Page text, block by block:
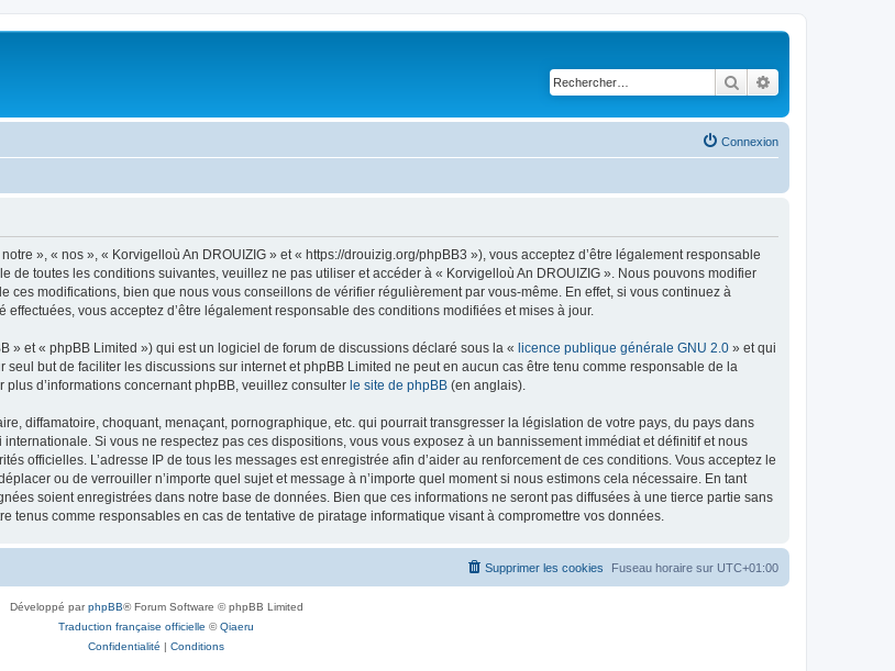
Rechercher
Connexion
», « nos », « Korvigelloù An DROUIZIG » et « https://drouizig.org/phpBB3 »), vous acceptez d’être légalement responsable
de toutes les conditions suivantes, veuillez ne pas utiliser et accéder à « Korvigelloù An DROUIZIG ». Nous pouvons modifier
ces modifications, bien que nous vous conseillons de vérifier régulièrement par vous-même. En effet, si vous continuez à
vous acceptez d’être légalement responsable des conditions modifiées et mises à jour.
et « phpBB Limited ») qui est un logiciel de forum de discussions déclaré sous la « licence publique générale GNU 2.0 » et qui
but de faciliter les discussions sur internet et phpBB Limited ne peut en aucun cas être tenu comme responsable de la
d’informations concernant phpBB, veuillez consulter le site de phpBB (en anglais).
diffamatoire, choquant, menaçant, pornographique, etc. qui pourrait transgresser la législation de votre pays, du pays dans
Si vous ne respectez pas ces dispositions, vous vous exposez à un bannissement immédiat et définitif et nous
officielles. L’adresse IP de tous les messages est enregistrée afin d’aider au renforcement de ces conditions. Vous acceptez le
ou de verrouiller n’importe quel sujet et message à n’importe quel moment si nous estimons cela nécessaire. En tant
soient enregistrées dans notre base de données. Bien que ces informations ne seront pas diffusées à une tierce partie sans
tenus comme responsables en cas de tentative de piratage informatique visant à compromettre vos données.
Fuseau horaire sur UTC+01:00
Supprimer les cookies
Développé parphpBB® Forum Software © phpBB Limited
Traduction française officielle ©Qiaeru
Confidentialité | Conditions